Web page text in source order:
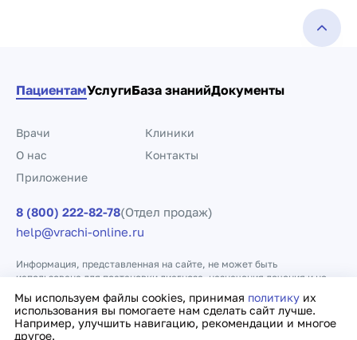
Мы используем файлы cookies, принимая политику их
использования вы помогаете нам сделать сайт лучше.
Например, улучшить навигацию, рекомендации и многое
другое.
ПациентамУслугиБаза знанийДокументы
Врачи
Клиники
О нас
Контакты
Приложение
8 (800) 222-82-78(Отдел продаж)
help@vrachi-online.ru
Информация, представленная на сайте, не может быть
использована для постановки диагноза, назначения лечения и не
заменяет прием врача.
Политика конфиденциальности Договор оферты